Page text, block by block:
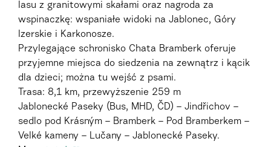
lasu z granitowymi skałami oraz nagroda za
wspinaczkę: wspaniałe widoki na Jablonec, Góry
Izerskie i Karkonosze.
Przylegające schronisko Chata Bramberk oferuje
przyjemne miejsca do siedzenia na zewnątrz i kącik
dla dzieci; można tu wejść z psami.
Trasa: 8,1 km, przewyższenie 259 m
Jablonecké Paseky (Bus, MHD, ČD) – Jindřichov –
sedlo pod Krásným – Bramberk – Pod Bramberkem –
Velké kameny – Lučany – Jablonecké Paseky.